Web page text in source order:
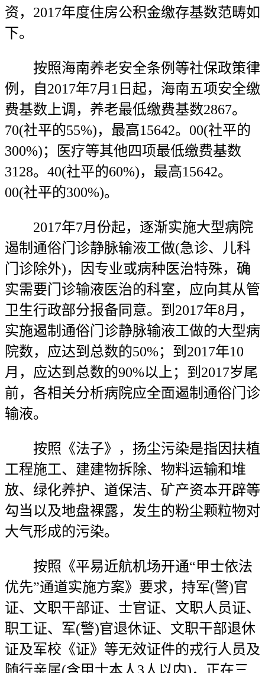
资，2017年度住房公积金缴存基数范畴如
下。
按照海南养老安全条例等社保政策律
例，自2017年7月1日起，海南五项安全缴
费基数上调，养老最低缴费基数2867。
70(社平的55%)，最高15642。00(社平的
300%)；医疗等其他四项最低缴费基数
3128。40(社平的60%)，最高15642。
00(社平的300%)。
2017年7月份起，逐渐实施大型病院
遏制通俗门诊静脉输液工做(急诊、儿科
门诊除外)，因专业或病种医治特殊，确
实需要门诊输液医治的科室，应向其从管
卫生行政部分报备同意。到2017年8月，
实施遏制通俗门诊静脉输液工做的大型病
院数，应达到总数的50%；到2017年10
月，应达到总数的90%以上；到2017岁尾
前，各相关分析病院应全面遏制通俗门诊
输液。
按照《法子》，扬尘污染是指因扶植
工程施工、建建物拆除、物料运输和堆
放、绿化养护、道保洁、矿产资本开辟等
勾当以及地盘裸露，发生的粉尘颗粒物对
大气形成的污染。
按照《平易近航机场开通“甲士依法
优先”通道实施方案》要求，持军(警)官
证、文职干部证、士官证、文职人员证、
职工证、军(警)官退休证、文职干部退休
证及军校《证》等无效证件的戎行人员及